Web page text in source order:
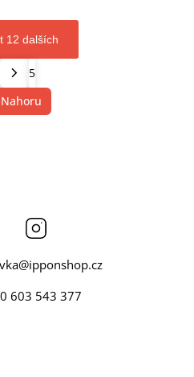
12 dalších
5
Nahoru
Facebook
@ipponshop.cz
603 543 377